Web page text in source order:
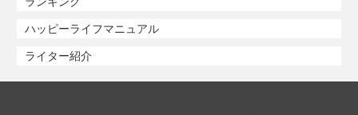
ハッピーライフマニュアル
ライター紹介